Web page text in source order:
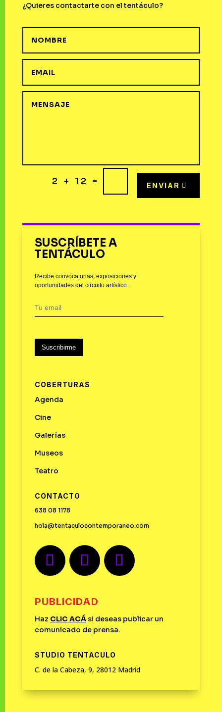
¿Quieres contactarte con el tentáculo?
2 + 12 = ENVIAR
SUSCRÍBETE A
TENTÁCULO
Recibe convocatorias, exposiciones y
oportunidades del circuito artístico.
Suscribirme
COBERTURAS
Agenda
Cine
Galerías
Museos
Teatro
CONTACTO
638 08 1178
hola@tentaculocontemporaneo.com
PUBLICIDAD
Haz CLIC ACÁsi deseas publicar un
comunicado de prensa.
STUDIO TENTACULO
C. de la Cabeza, 9, 28012 Madrid